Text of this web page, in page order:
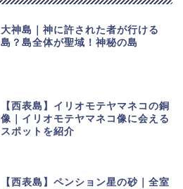
大神島｜神に許された者が行ける
島？島全体が聖域！神秘の島
【西表島】イリオモテヤマネコの銅
像｜イリオモテヤマネコ像に会える
スポットを紹介
【西表島】ペンション星の砂｜全室